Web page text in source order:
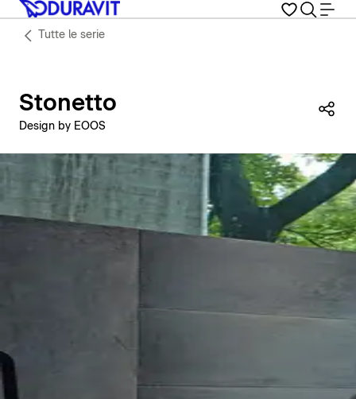
Tutte le serie
Stonetto
Design by EOOS